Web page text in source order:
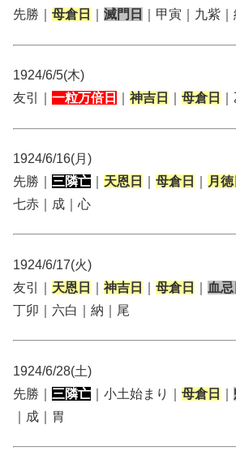
先勝｜ 母倉日 滅門日 ｜甲寅｜九紫
1924/6/5(木)
友引｜ 一粒万倍日 神吉日 母倉日
1924/6/16(月)
先勝｜ 三隣亡 天恩日 母倉日 月徳
七赤｜成｜心
1924/6/17(火)
友引｜ 天恩日 神吉日 母倉日 血忌
丁卯｜六白｜納｜尾
1924/6/28(土)
先勝｜ 三隣亡 ｜小土始まり｜ 母倉日
｜成｜胃